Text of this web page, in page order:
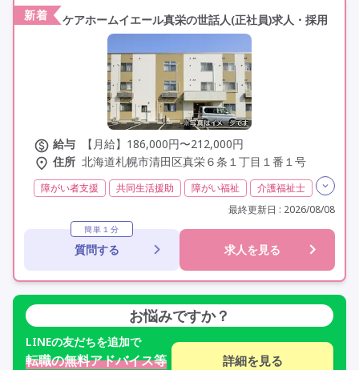
新着 ケアホームイエール真栄の世話人(正社員)求人・採用
給与
【月給】186,000円〜212,000円
住所 北海道札幌市清田区真栄６条１丁目１番１号
障がい者支援 共同生活援助 障がい福祉
介護福祉士
初任者研修(ヘルパー2級)
夜勤専従 残業月20時間以内
残業ほぼなし
社会保険完備 交通費支給
年間休日110日以上
定年60歳以上
車通勤可
駅近
最終更新日 : 2026/08/08
簡単１分
質問する 求人を見る
お悩みですか？
LINEの友だちを追加で
転職の無料アドバイス等 詳細を見る